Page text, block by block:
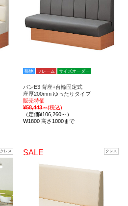
張地 フレーム サイズオーダー
バンE3 背座+台輪固定式
座厚200mm ゆったりタイプ
販売特価
¥58,443～(税込)
（定価¥106,260～）
W1800 高さ1000まで
クレス SALE クレス